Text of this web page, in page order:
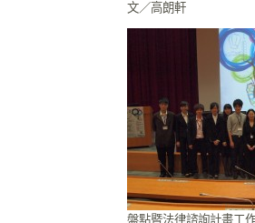
文／高朗軒
盤點暨法律諮詢計畫工